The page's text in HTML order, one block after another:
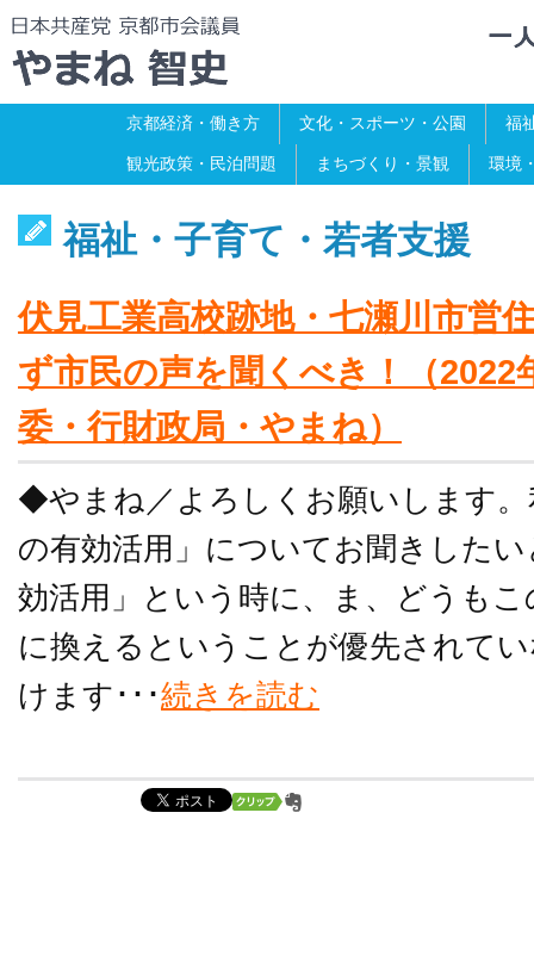
京都経済・働き方 文化・スポーツ・公園 福
観光政策・民泊問題 まちづくり・景観 環境
福祉・子育て・若者支援
伏見工業高校跡地・七瀬川市営
ず市民の声を聞くべき！（2022
委・行財政局・やまね）
◆やまね／よろしくお願いします
の有効活用」についてお聞きした
効活用」という時に、ま、どうも
に換えるということが優先されて
けます･･･続きを読む